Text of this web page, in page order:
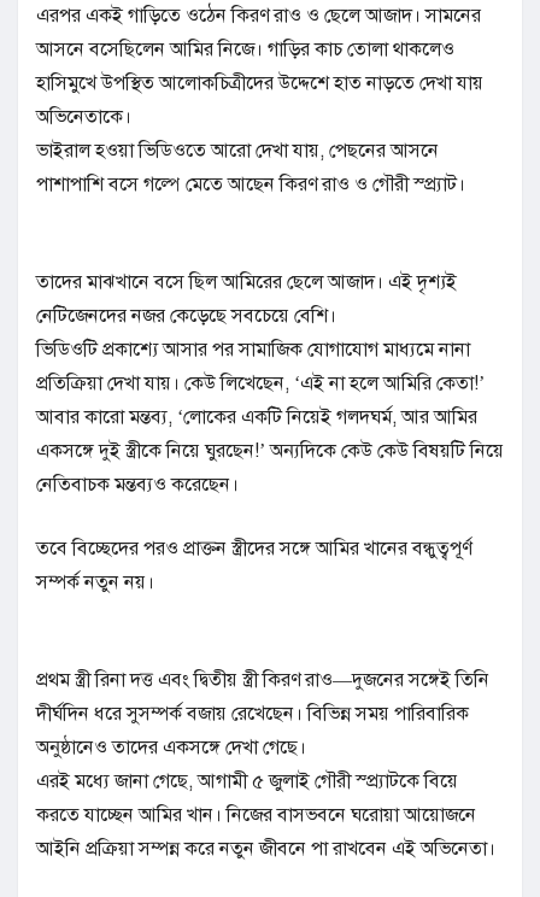
এরপর একই গাড়িতে ওঠেন কিরণ রাও ও ছেলে আজাদ। সামনের
আসনে বসেছিলেন আমির নিজে। গাড়ির কাচ তোলা থাকলেও
হাসিমুখে উপস্থিত আলোকচিত্রীদের উদ্দেশে হাত নাড়তে দেখা যায়
অভিনেতাকে।
ভাইরাল হওয়া ভিডিওতে আরো দেখা যায়, পেছনের আসনে
পাশাপাশি বসে গল্পে মেতে আছেন কিরণ রাও ও গৌরী স্প্র্যাট।
তাদের মাঝখানে বসে ছিল আমিরের ছেলে আজাদ। এই দৃশ্যই
নেটিজেনদের নজর কেড়েছে সবচেয়ে বেশি।
ভিডিওটি প্রকাশ্যে আসার পর সামাজিক যোগাযোগ মাধ্যমে নানা
প্রতিক্রিয়া দেখা যায়। কেউ লিখেছেন, ‘এই না হলে আমিরি কেতা!’
আবার কারো মন্তব্য, ‘লোকের একটি নিয়েই গলদঘর্ম, আর আমির
একসঙ্গে দুই স্ত্রীকে নিয়ে ঘুরছেন!’ অন্যদিকে কেউ কেউ বিষয়টি নিয়ে
নেতিবাচক মন্তব্যও করেছেন।
তবে বিচ্ছেদের পরও প্রাক্তন স্ত্রীদের সঙ্গে আমির খানের বন্ধুত্বপূর্ণ
সম্পর্ক নতুন নয়।
প্রথম স্ত্রী রিনা দত্ত এবং দ্বিতীয় স্ত্রী কিরণ রাও—দুজনের সঙ্গেই তিনি
দীর্ঘদিন ধরে সুসম্পর্ক বজায় রেখেছেন। বিভিন্ন সময় পারিবারিক
অনুষ্ঠানেও তাদের একসঙ্গে দেখা গেছে।
এরই মধ্যে জানা গেছে, আগামী ৫ জুলাই গৌরী স্প্র্যাটকে বিয়ে
করতে যাচ্ছেন আমির খান। নিজের বাসভবনে ঘরোয়া আয়োজনে
আইনি প্রক্রিয়া সম্পন্ন করে নতুন জীবনে পা রাখবেন এই অভিনেতা।